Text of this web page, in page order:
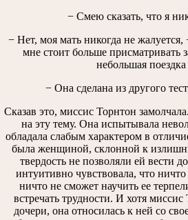
− Смею сказать, что я
− Нет, моя мать никогда не
мне стоит больше присматривать
небольшая
− Она сделана из другого
Сказав это, миссис Торнтон
на эту тему. Она испытывала
обладала слабым характером в
была женщиной, склонной к
твердость не позволяли ей вести
интуитивно чувствовала, что
ничто не сможет научить ее
встречать трудности. И хотя
дочери, она относилась к ней со